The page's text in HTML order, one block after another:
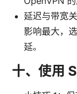
延迟与带宽
影响最大，
延。
十、使用